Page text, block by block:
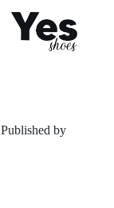
Published by